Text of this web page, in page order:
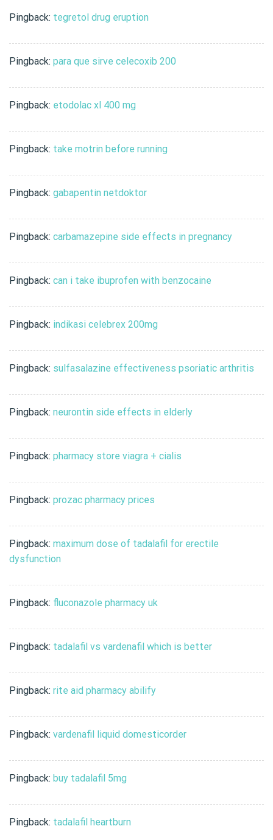
Pingback: tegretol drug eruption
Pingback: para que sirve celecoxib 200
Pingback: etodolac xl 400 mg
Pingback: take motrin before running
Pingback: gabapentin netdoktor
Pingback: carbamazepine side effects in pregnancy
Pingback: can i take ibuprofen with benzocaine
Pingback: indikasi celebrex 200mg
Pingback: sulfasalazine effectiveness psoriatic arthritis
Pingback: neurontin side effects in elderly
Pingback: pharmacy store viagra + cialis
Pingback: prozac pharmacy prices
Pingback: maximum dose of tadalafil for erectile
dysfunction
Pingback: fluconazole pharmacy uk
Pingback: tadalafil vs vardenafil which is better
Pingback: rite aid pharmacy abilify
Pingback: vardenafil liquid domesticorder
Pingback: buy tadalafil 5mg
Pingback: tadalafil heartburn